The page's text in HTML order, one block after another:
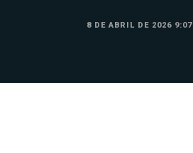
8 DE ABRIL DE 2026 9:07